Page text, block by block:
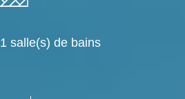
1 salle(s) de bains